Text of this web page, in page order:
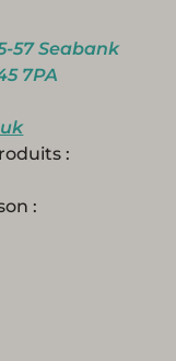
57 Seabank
7PA
:
: